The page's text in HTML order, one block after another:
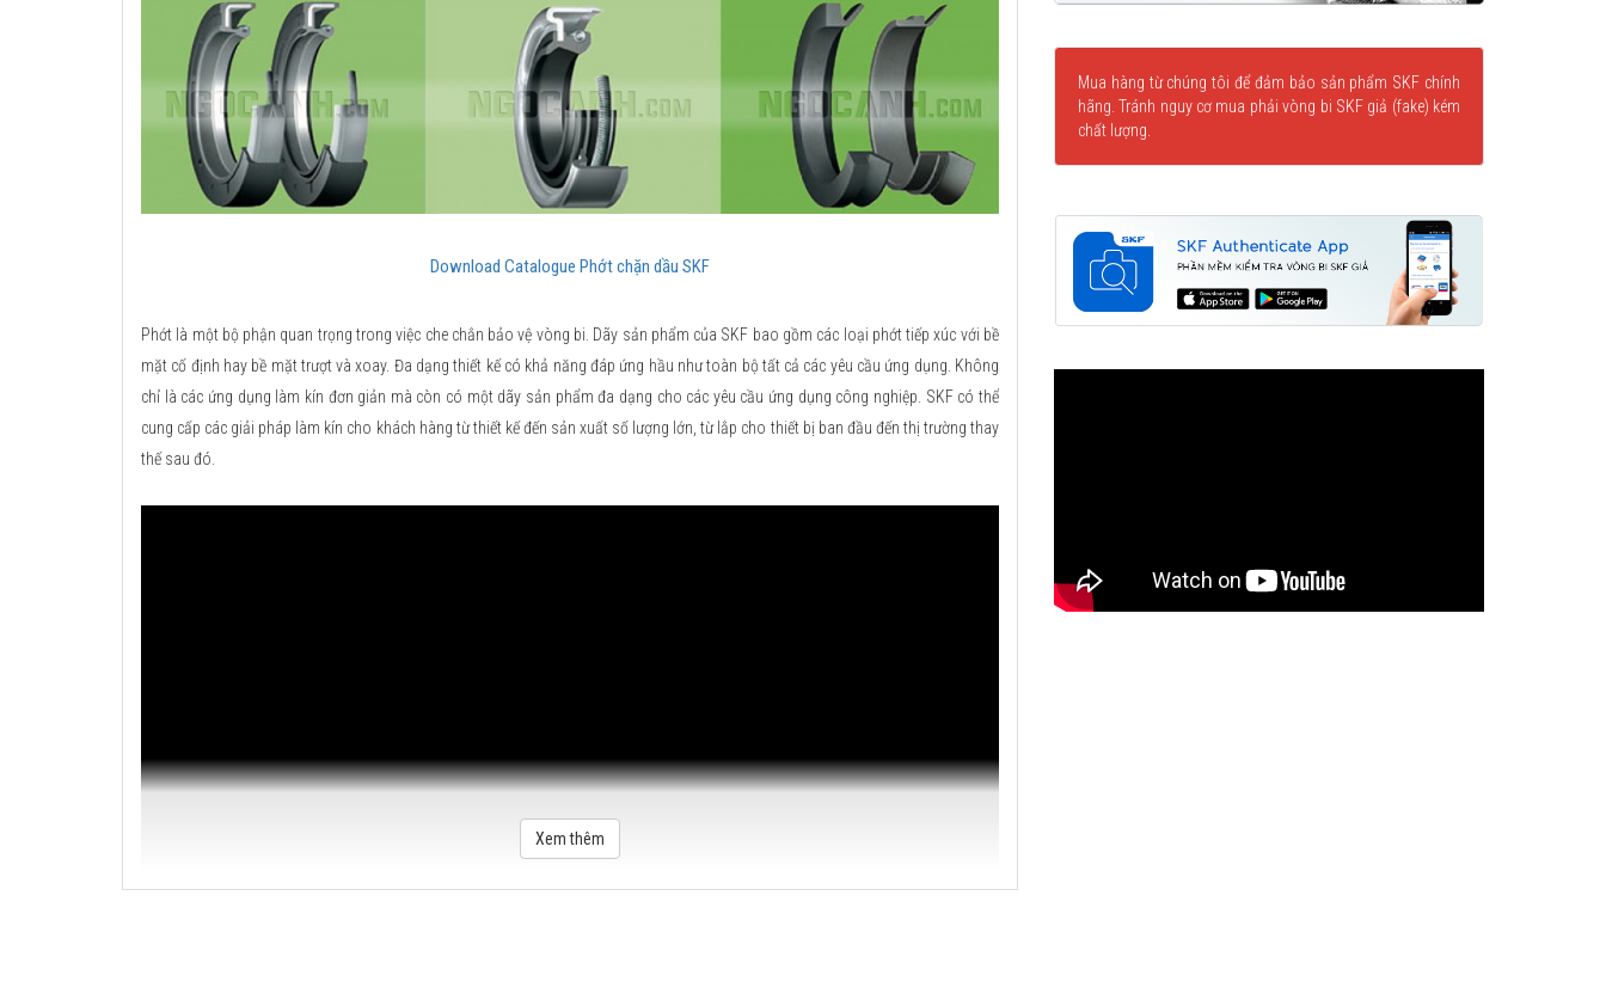
Download Catalogue Phớt chặn dầu SKF
Phớt là một bộ phận quan trọng trong việc che chắn bảo vệ vòng bi. Dãy sản phẩm của SKF bao gồm các loại phớt tiếp xúc với bề
mặt cố định hay bề mặt trượt và xoay. Đa dạng thiết kế có khả năng đáp ứng hầu như toàn bộ tất cả các yêu cầu ứng dụng. Không
chỉ là các ứng dụng làm kín đơn giản mà còn có một dãy sản phẩm đa dạng cho các yêu cầu ứng dụng công nghiệp. SKF có thể
cung cấp các giải pháp làm kín cho khách hàng từ thiết kế đến sản xuất số lượng lớn, từ lắp cho thiết bị ban đầu đến thị trường thay
thế sau đó.
Xem thêm
Mua hàng từ chúng tôi để đảm bảo sản phẩm SKF chính
hãng. Tránh nguy cơ mua phải vòng bi SKF giả (fake) kém
chất lượng.